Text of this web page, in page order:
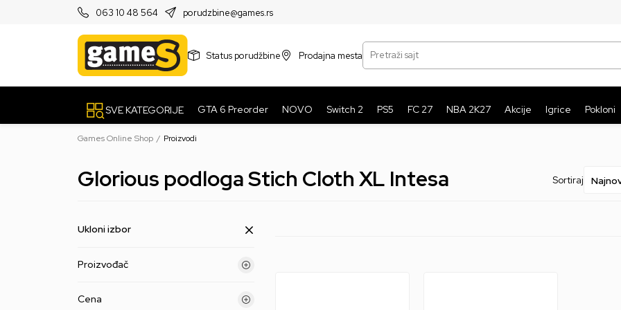
063 10 48 564 porudzbine@games.rs
PRODAVNICE
Status porudžbine Prodajna mesta
Pretraži sajt
SVE KATEGORIJE GTA 6 Preorder NOVO Switch 2 PS5 FC 27 NBA 2K27 Akcije Igrice Pokloni
Games Online Shop Proizvodi
Glorious podloga Stich Cloth XL Intesa Sortiraj
Ukloni izbor
Proizvođač
Cena